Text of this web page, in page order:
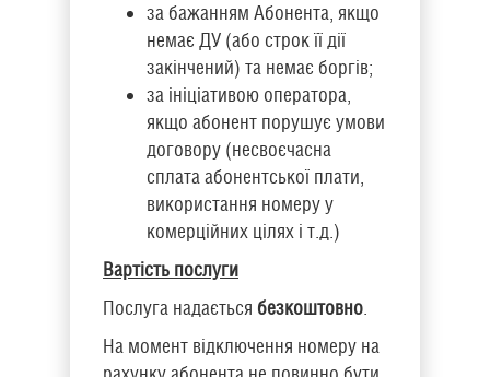
за бажанням Абонента, якщо
немає ДУ (або строк її дії
закінчений) та немає боргів;
за ініціативою оператора,
якщо абонент порушує умови
договору (несвоєчасна
сплата абонентської плати,
використання номеру у
комерційних цілях і т.д.)
Вартість послуги
Послуга надається безкоштовно
На момент відключення номеру на